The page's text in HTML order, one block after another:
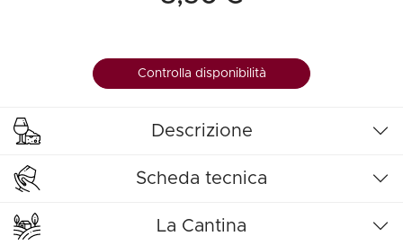
Controlla disponibilità
Descrizione
Scheda tecnica
La Cantina